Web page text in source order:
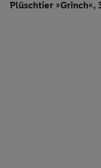
Plüschtier »Grinch«,